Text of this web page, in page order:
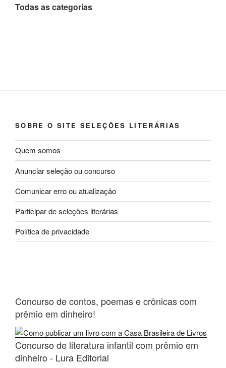
Todas as categorias
SOBRE O SITE SELEÇÕES LITERÁRIAS
Quem somos
Anunciar seleção ou concurso
Comunicar erro ou atualização
Participar de seleções literárias
Política de privacidade
Concurso de contos, poemas e crônicas com
prêmio em dinheiro!
Concurso de literatura infantil com prêmio em
dinheiro - Lura Editorial